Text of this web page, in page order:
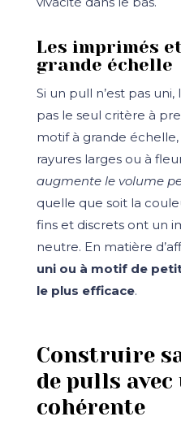
Les imprimés
grande échelle
Si un pull n’est pas
pas le seul critère à
motif à grande échelle,
rayures larges ou à
augmente le volume
quelle que soit la
fins et discrets ont un
neutre. En matière
uni ou à motif de
le plus efficace.
Construire
de pulls
cohérente